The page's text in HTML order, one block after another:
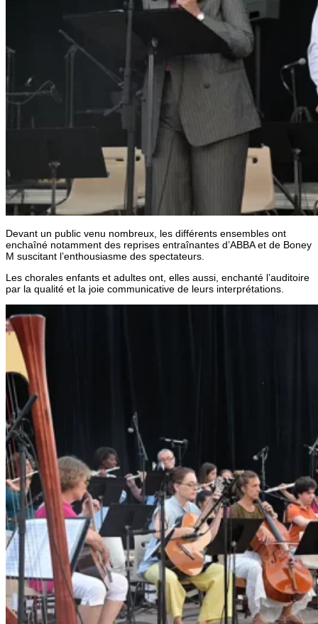
Devant un public venu nombreux, les différents ensembles ont
enchaîné notamment des reprises entraînantes d’ABBA et de Boney
M suscitant l’enthousiasme des spectateurs.
Les chorales enfants et adultes ont, elles aussi, enchanté l’auditoire
par la qualité et la joie communicative de leurs interprétations.